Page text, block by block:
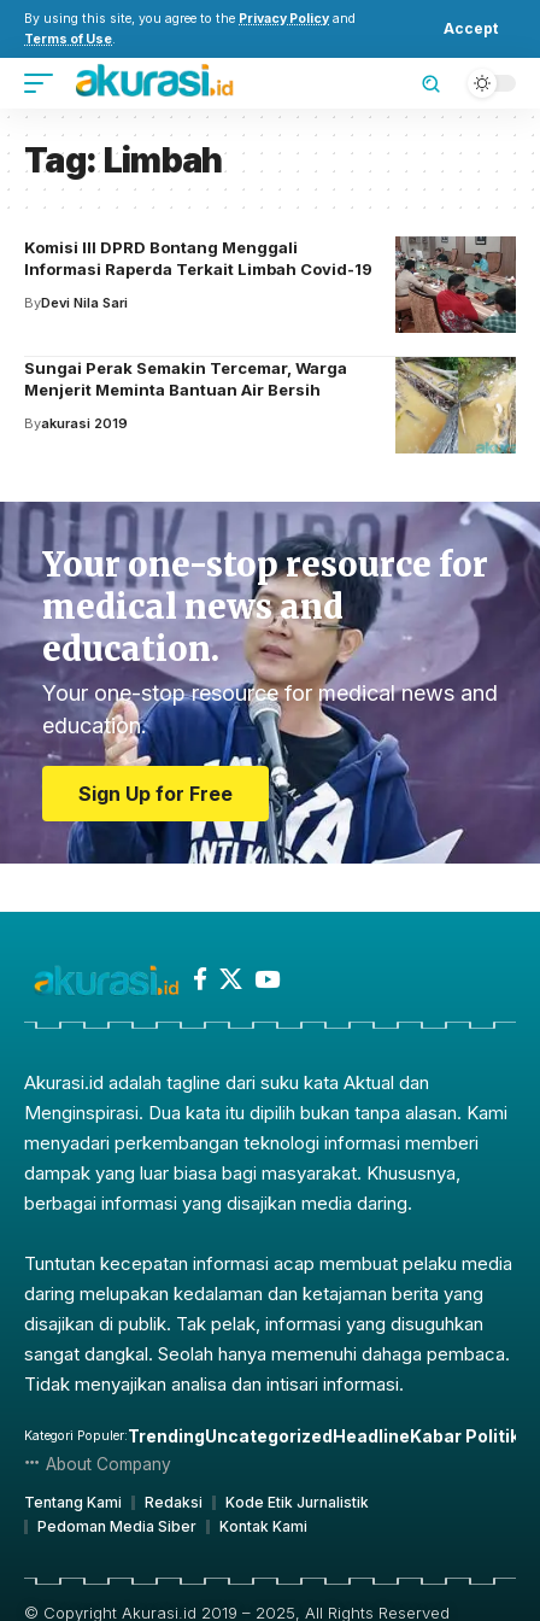
By using this site, you agree to the Privacy Policy and
Terms of Use.
Accept
Tag:Limbah
Komisi III DPRD Bontang Menggali
Informasi Raperda Terkait Limbah Covid-19
ByDevi Nila Sari
Sungai Perak Semakin Tercemar, Warga
Menjerit Meminta Bantuan Air Bersih
Byakurasi 2019
Your one-stop resource for
medical news and
education.
Your one-stop resource for medical news and
education.
Sign Up for Free
Akurasi.id adalah tagline dari suku kata Aktual dan
Menginspirasi. Dua kata itu dipilih bukan tanpa alasan. Kami
menyadari perkembangan teknologi informasi memberi
dampak yang luar biasa bagi masyarakat. Khususnya,
berbagai informasi yang disajikan media daring.
Tuntutan kecepatan informasi acap membuat pelaku media
daring melupakan kedalaman dan ketajaman berita yang
disajikan di publik. Tak pelak, informasi yang disuguhkan
sangat dangkal. Seolah hanya memenuhi dahaga pembaca.
Tidak menyajikan analisa dan intisari informasi.
Kategori Populer:TrendingUncategorizedHeadlineKabar Politik
About Company
Tentang Kami Redaksi
Kode Etik Jurnalistik
Pedoman Media Siber
Kontak Kami
© Copyright Akurasi.id 2019 – 2025, All Rights Reserved